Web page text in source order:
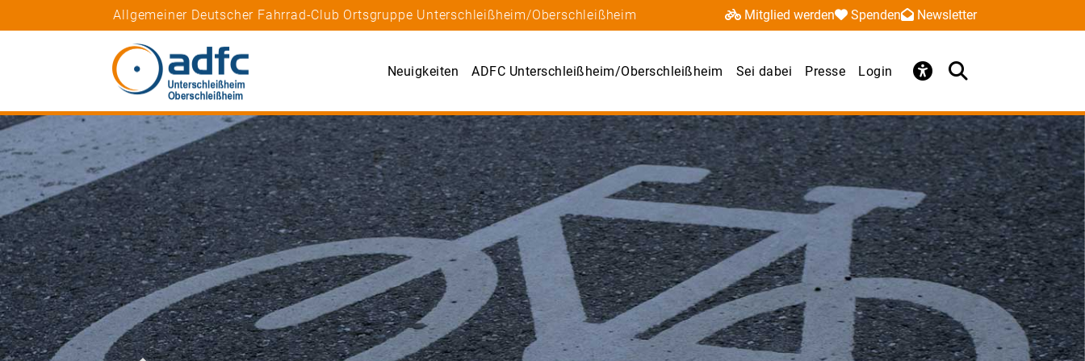
Allgemeiner Deutscher Fahrrad-Club Ortsgruppe Unterschleißheim/Oberschleißheim Mitglied werden Spenden Newsletter
Neuigkeiten ADFC Unterschleißheim/Oberschleißheim Sei dabei Presse Login